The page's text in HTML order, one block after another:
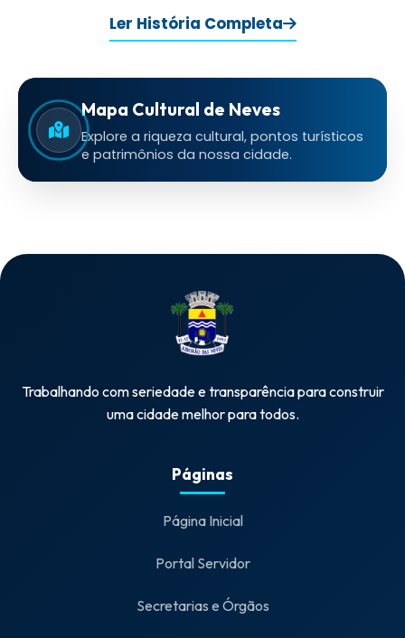
Ler História Completa
Mapa Cultural de Neves
Explore a riqueza cultural, pontos turísticos
e patrimônios da nossa cidade.
Trabalhando com seriedade e transparência para construir
uma cidade melhor para todos.
Páginas
Página Inicial
Portal Servidor
Secretarias e Órgãos